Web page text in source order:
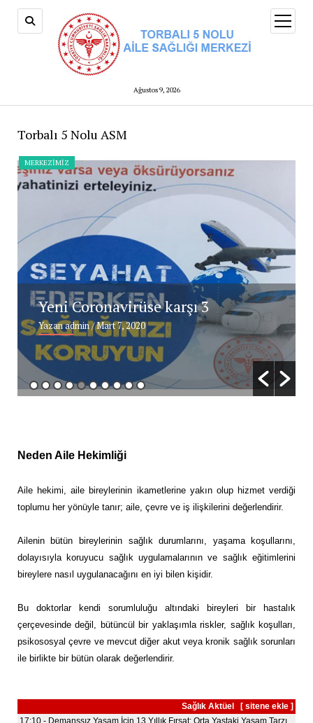
Ağustos 9, 2026
aç
Torbalı 5 Nolu ASM
MERKEZİMİZ
Yeni Coronavirüse karşı 3
Yazan admin/ Mart 7, 2020
Neden Aile Hekimliği
Aile hekimi, aile bireylerinin ikametlerine yakın olup hizmet verdiği
toplumu her yönüyle tanır; aile, çevre ve iş ilişkilerini değerlendirir.
Ailenin bütün bireylerinin sağlık durumlarını, yaşama koşullarını,
dolayısıyla koruyucu sağlık uygulamalarının ve sağlık eğitimlerini
bireylere nasıl uygulanacağını en iyi bilen kişidir.
Bu doktorlar kendi sorumluluğu altındaki bireyleri bir hastalık
çerçevesinde değil, bütüncül bir yaklaşımla riskler, sağlık koşulları,
psikososyal çevre ve mevcut diğer akut veya kronik sağlık sorunları
ile birlikte bir bütün olarak değerlendirir.